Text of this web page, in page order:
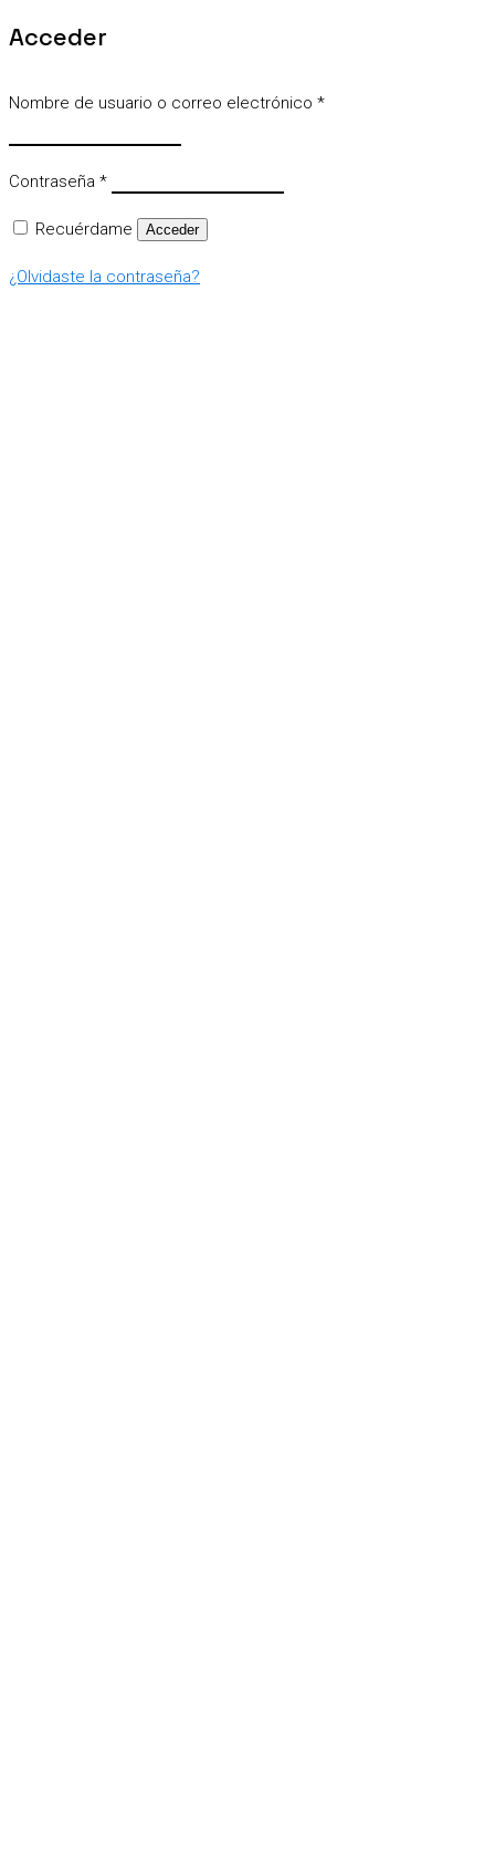
Acceder
Nombre de usuario o correo electrónico *
Contraseña *
Recuérdame Acceder
¿Olvidaste la contraseña?